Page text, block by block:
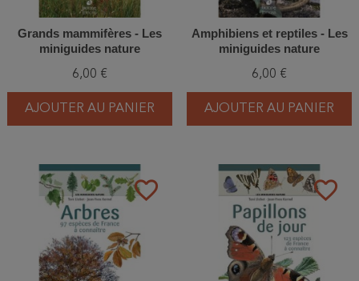
Grands mammifères - Les
miniguides nature
6,00 €
AJOUTER AU PANIER
Amphibiens et reptiles - Les
miniguides nature
6,00 €
AJOUTER AU PANIER
favorite_border favorite_border